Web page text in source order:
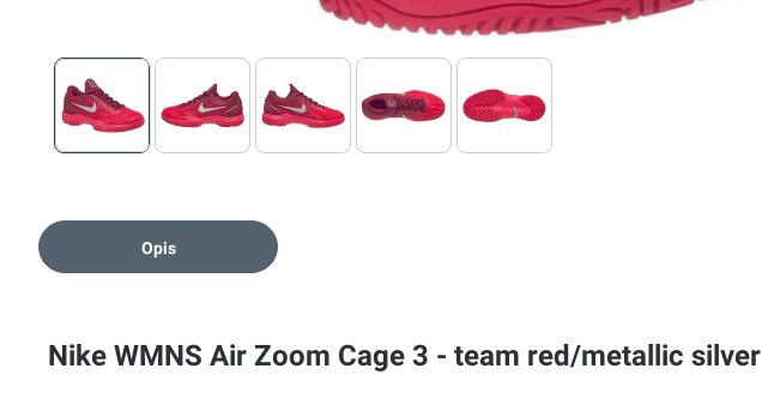
Opis
Nike WMNS Air Zoom Cage 3 - team red/metallic silver